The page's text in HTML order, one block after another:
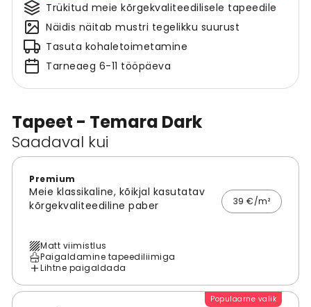
Tapeet - Temara Dark
Saadaval kui
Premium
Meie klassikaline, kõikjal kasutatav
kõrgekvaliteediline paber
39 €/m²
Matt viimistlus
Paigaldamine tapeediliimiga
Lihtne paigaldada
Populaarne valik
Trükitud meie kõrgekvaliteedilisele tapeedile
Näidis näitab mustri tegelikku suurust
Tasuta kohaletoimetamine
Tarneaeg 6-11 tööpäeva